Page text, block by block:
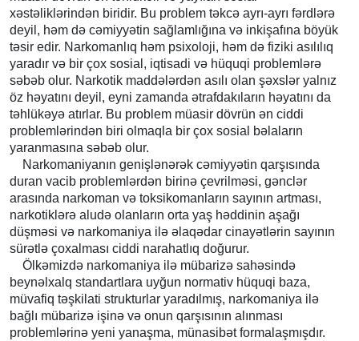
xəstəliklərindən biridir. Bu problem təkcə ayrı-ayrı fərdlərə
deyil, həm də cəmiyyətin sağlamlığına və inkişafına böyük
təsir edir. Narkomanlıq həm psixoloji, həm də fiziki asılılıq
yaradır və bir çox sosial, iqtisadi və hüquqi problemlərə
səbəb olur. Narkotik maddələrdən asılı olan şəxslər yalnız
öz həyatını deyil, eyni zamanda ətrafdakıların həyatını da
təhlükəyə atırlar. Bu problem müasir dövrün ən ciddi
problemlərindən biri olmaqla bir çox sosial bəlaların
yaranmasına səbəb olur.
Narkomaniyanın genişlənərək cəmiyyətin qarşısında
duran vacib problemlərdən birinə çevrilməsi, gənclər
arasında narkoman və toksikomanların sayının artması,
narkotiklərə aludə olanların orta yaş həddinin aşağı
düşməsi və narkomaniya ilə əlaqədar cinayətlərin sayının
sürətlə çoxalması ciddi narahatlıq doğurur.
Ölkəmizdə narkomaniya ilə mübarizə sahəsində
beynəlxalq standartlara uyğun normativ hüquqi baza,
müvafiq təşkilati strukturlar yaradılmış, narkomaniya ilə
bağlı mübarizə işinə və onun qarşısının alınması
problemlərinə yeni yanaşma, münasibət formalaşmışdır.